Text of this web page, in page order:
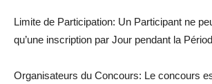
Limite de Participation: Un Participant ne
qu’une inscription par Jour pendant la
Organisateurs du Concours: Le concours